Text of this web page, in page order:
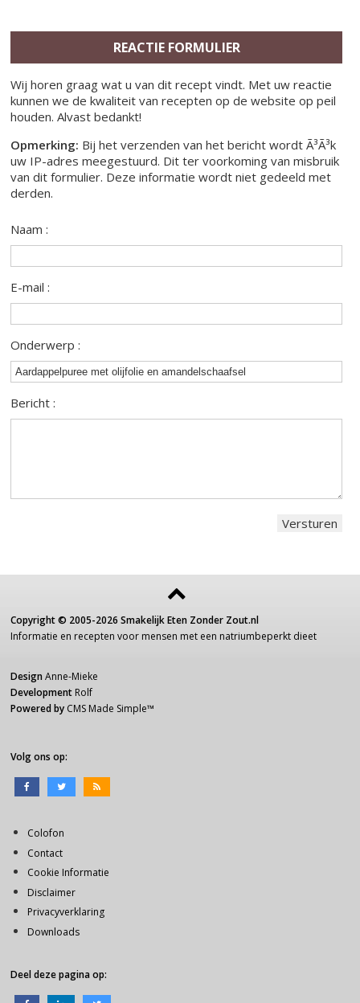
REACTIE FORMULIER
Wij horen graag wat u van dit recept vindt. Met uw reactie
kunnen we de kwaliteit van recepten op de website op peil
houden. Alvast bedankt!
Opmerking: Bij het verzenden van het bericht wordt Ã³Ã³k
uw IP-adres meegestuurd. Dit ter voorkoming van misbruik
van dit formulier. Deze informatie wordt niet gedeeld met
derden.
Naam :
E-mail :
Onderwerp :
Bericht :
Copyright © 2005-2026 Smakelijk Eten Zonder Zout.nl
Informatie en recepten voor mensen met een natriumbeperkt dieet
Design Anne-Mieke
Development Rolf
Powered by CMS Made Simple™
Volg ons op:
Colofon
Contact
Cookie Informatie
Disclaimer
Privacyverklaring
Downloads
Deel deze pagina op: